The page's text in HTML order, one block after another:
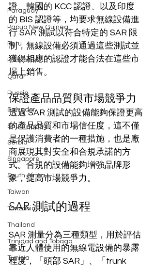
Paraguay
Papua New Guinea
Peru
Philippines
Qatar
Russia
Salvador
Saudi Arabia
Serbia
Singapore
South Africa
Taiwan
Tanzania
Thailand
Trinidad and Tobago
Tunisia
證、韓國的 KCC 認證、以及印度
的 BIS 認證等，均要求無線設備進
行 SAR 測試以符合特定的 SAR 限
制，無線設備必須通過這些測試並
獲得相應的認證才能合法在這些市
場上銷售。
保證產品品質與市場競爭力
透過 SAR 測試的設備能夠保證更高
的產品品質和市場信任度，這不僅
是保護消費者的一種措施，也是廠
商展現其對安全和合規承諾的方
式。合規的設備能夠增強品牌形
象，提高市場競爭力。
SAR 測試的過程
SAR 測量分為三種類型，用於評估
靠近人體使用的無線電設備的暴露
程度，「頭部 SAR」、「trunk